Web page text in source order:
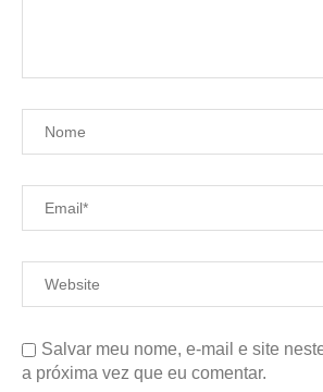
Salvar meu nome, e-mail e site
a próxima vez que eu comentar.